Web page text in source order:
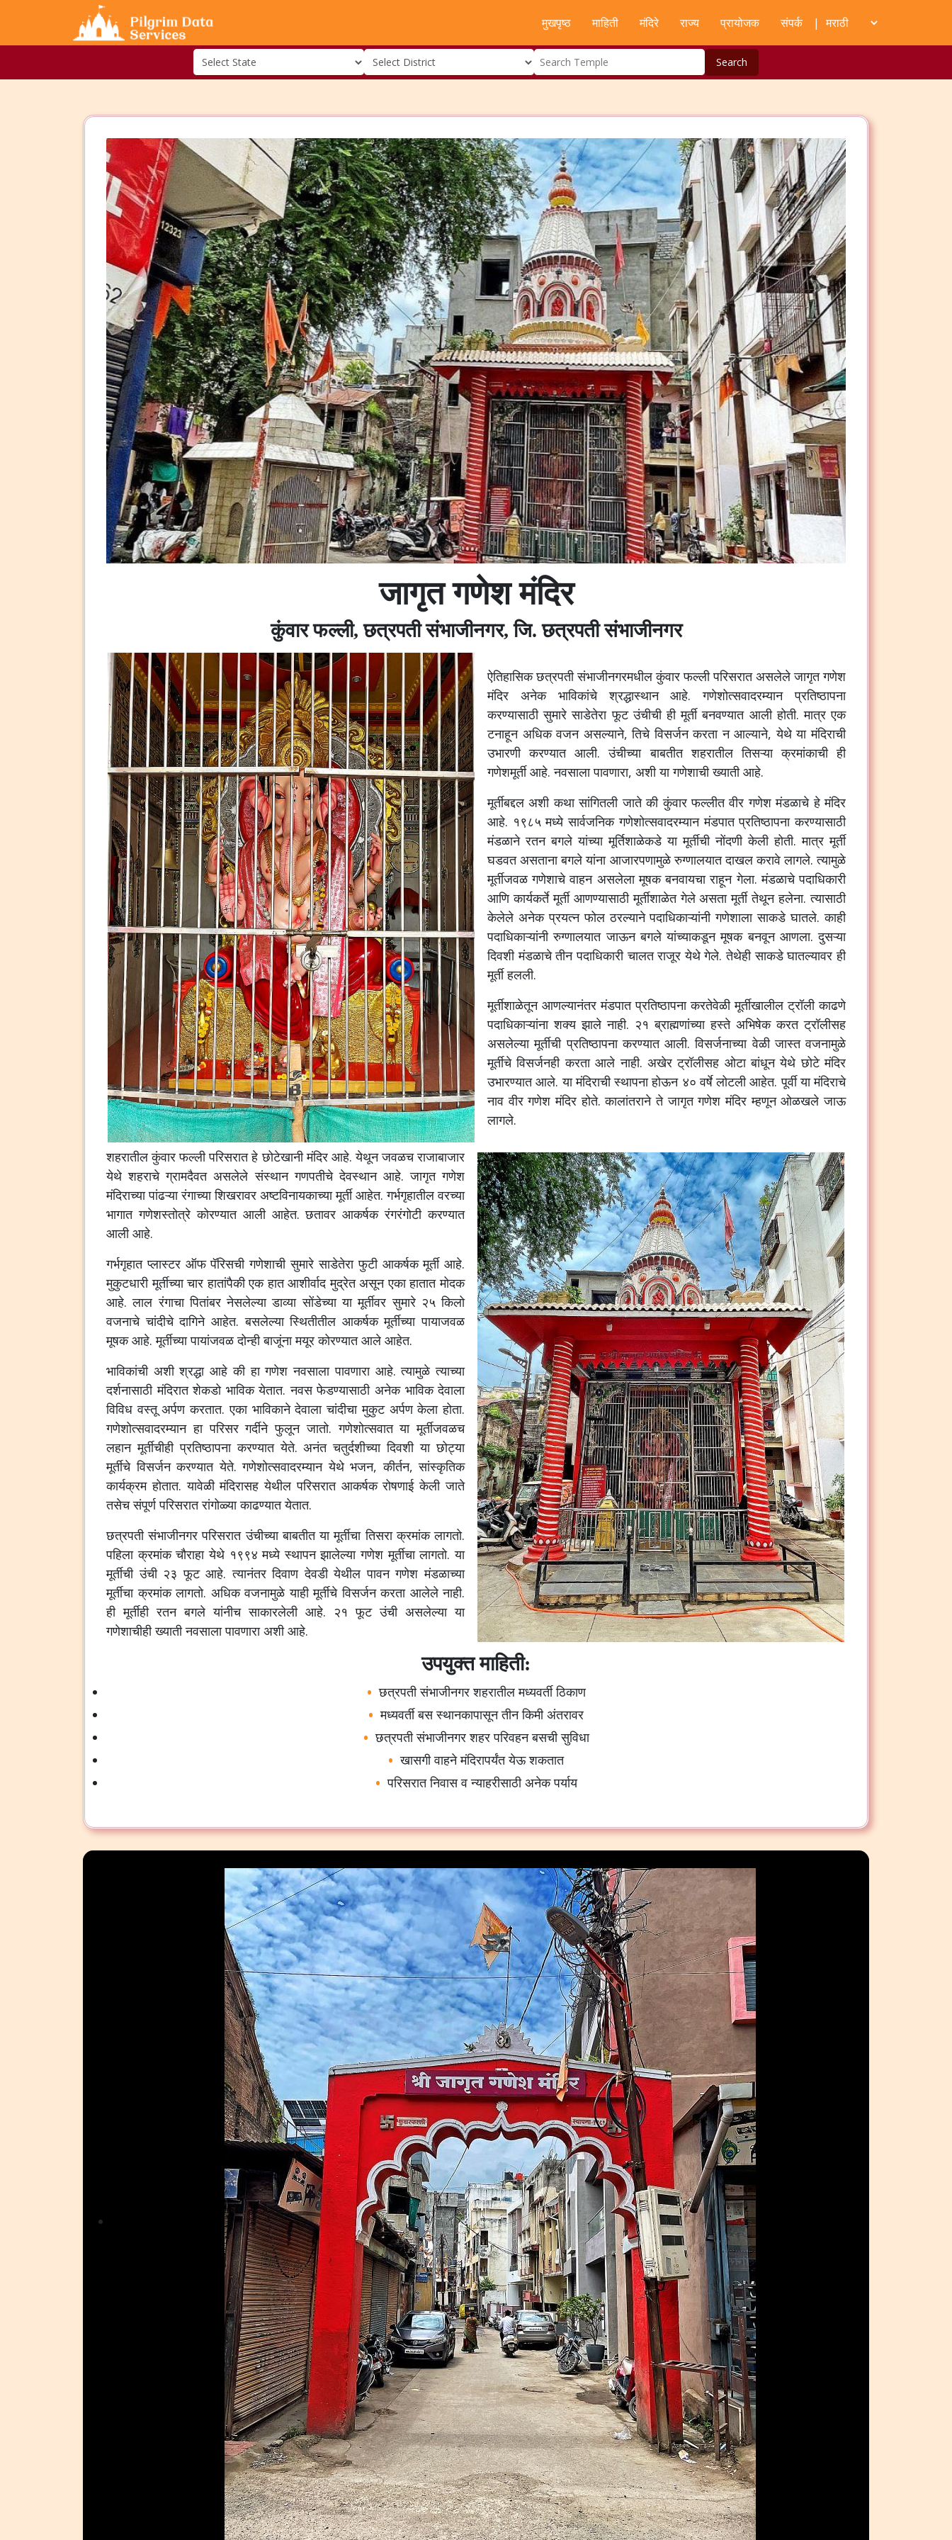
मुखपृष्ठ माहिती मंदिरे राज्य प्रायोजक संपर्क |
Search
जागृत गणेश मंदिर
कुंवार फल्ली, छत्रपती संभाजीनगर, जि. छत्रपती संभाजीनगर
ऐतिहासिक छत्रपती संभाजीनगरमधील कुंवार फल्ली परिसरात असलेले जागृत गणेश
मंदिर
अनेक भाविकांचे श्रद्धास्थान आहे.गणेशोत्सवादरम्यान
प्रतिष्ठापना
करण्यासाठी सुमारे साडेतेरा फूट उंचीची ही मूर्ती बनवण्यात आली होती.मात्र एक
टनाहून अधिक वजन असल्याने,तिचे विसर्जन करता न आल्याने,येथे या मंदिराची
उभारणी करण्यात आली.उंचीच्या बाबतीत शहरातील तिसऱ्या क्रमांकाची ही
गणेशमूर्ती आहे.नवसाला पावणारा, अशी या गणेशाची ख्याती आहे.
मूर्तीबद्दल अशी कथा सांगितली जाते की कुंवार फल्लीत वीर गणेश मंडळाचे हे मंदिर
आहे. १९८५ मध्ये सार्वजनिक गणेशोत्सवादरम्यान मंडपात प्रतिष्ठापना करण्यासाठी
मंडळाने रतन बगले यांच्या मूर्तिशाळेकडे या मूर्तीची नोंदणी केली होती.मात्र मूर्ती
घडवत असताना बगले यांना आजारपणामुळे रुग्णालयात दाखल करावे लागले.त्यामुळे
मूर्तीजवळ गणेशाचे वाहन असलेला मूषक बनवायचा राहून गेला.मंडळाचे पदाधिकारी
आणि कार्यकर्ते मूर्ती आणण्यासाठी मूर्तीशाळेत गेले असता मूर्ती तेथून हलेना.त्यासाठी
केलेले अनेक प्रयत्न फोल ठरल्याने पदाधिकाऱ्यांनी गणेशाला साकडे घातले.काही
पदाधिकाऱ्यांनी रुग्णालयात जाऊन बगले यांच्याकडून मूषक बनवून आणला.दुसऱ्या
दिवशी मंडळाचे तीन पदाधिकारी चालत राजूर येथे गेले.तेथेही साकडे घातल्यावर ही
मूर्ती हलली.
मूर्तीशाळेतून आणल्यानंतर मंडपात प्रतिष्ठापना करतेवेळी मूर्तीखालील ट्रॉली काढणे
पदाधिकाऱ्यांना शक्य झाले नाही. २१ ब्राह्मणांच्या हस्ते अभिषेक करत ट्रॉलीसह
असलेल्या मूर्तीची प्रतिष्ठापना करण्यात आली.विसर्जनाच्या वेळी जास्त वजनामुळे
मूर्तीचे विसर्जनही करता आले नाही. अखेर ट्रॉलीसह ओटा बांधून येथे छोटे मंदिर
उभारण्यात आले.या मंदिराची स्थापना होऊन ४० वर्षे लोटली आहेत.पूर्वी या मंदिराचे
नाव वीर गणेश मंदिर होते.कालांतराने ते जागृत गणेश मंदिर म्हणून ओळखले जाऊ
लागले.
शहरातील कुंवार फल्ली परिसरात हे छोटेखानी मंदिर आहे.येथून जवळच राजाबाजार
येथे शहराचे ग्रामदैवत असलेले संस्थान गणपतीचे देवस्थान आहे.जागृत गणेश
मंदिराच्या पांढऱ्या रंगाच्या शिखरावर अष्टविनायकाच्या मूर्ती आहेत.गर्भगृहातील वरच्या
भागात गणेशस्तोत्रे कोरण्यात आली आहेत.छतावर आकर्षक रंगरंगोटी करण्यात
आली आहे.
गर्भगृहात प्लास्टर ऑफ पॅरिसची गणेशाची सुमारे साडेतेरा फुटी आकर्षक मूर्ती आहे.
मुकुटधारी मूर्तीच्या चार हातांपैकी एक हात आशीर्वाद मुद्रेत असून एका हातात मोदक
आहे.लाल रंगाचा पितांबर नेसलेल्या डाव्या सोंडेच्या या मूर्तीवर सुमारे २५ किलो
वजनाचे चांदीचे दागिने आहेत.बसलेल्या स्थितीतील आकर्षक मूर्तीच्या पायाजवळ
मूषक आहे.मूर्तीच्या पायांजवळ दोन्ही बाजूंना मयूर कोरण्यात आले आहेत.
भाविकांची अशी श्रद्धा आहे की हा गणेश नवसाला पावणारा आहे.त्यामुळे त्याच्या
दर्शनासाठी मंदिरात शेकडो भाविक येतात.नवस फेडण्यासाठी अनेक भाविक देवाला
विविध वस्तू अर्पण करतात.एका भाविकाने देवाला चांदीचा मुकुट अर्पण केला होता.
गणेशोत्सवादरम्यान हा परिसर गर्दीने फुलून जातो.गणेशोत्सवात या मूर्तीजवळच
लहान मूर्तीचीही प्रतिष्ठापना करण्यात येते.अनंत चतुर्दशीच्या दिवशी या छोट्या
मूर्तीचे विसर्जन करण्यात येते.गणेशोत्सवादरम्यान येथे भजन,कीर्तन,सांस्कृतिक
कार्यक्रम होतात.यावेळी मंदिरासह येथील परिसरात आकर्षक रोषणाई केली जाते
तसेच संपूर्ण परिसरात रांगोळ्या काढण्यात येतात.
छत्रपती संभाजीनगर परिसरात उंचीच्या बाबतीत या मूर्तीचा तिसरा क्रमांक लागतो.
पहिला क्रमांक चौराहा येथे १९९४ मध्ये स्थापन झालेल्या गणेश मूर्तीचा लागतो.या
मूर्तीची उंची २३ फूट आहे.त्यानंतर दिवाण देवडी येथील पावन गणेश मंडळाच्या
मूर्तीचा क्रमांक लागतो. अधिक वजनामुळे याही मूर्तीचे विसर्जन करता आलेले नाही.
ही मूर्तीही रतन बगले यांनीच साकारलेली आहे. २१ फूट उंची असलेल्या या
गणेशाचीही ख्याती नवसाला पावणारा अशी आहे.
उपयुक्त माहिती:
छत्रपती संभाजीनगर शहरातील मध्यवर्ती ठिकाण
मध्यवर्ती बस स्थानकापासून तीन किमी अंतरावर
छत्रपती संभाजीनगर शहर परिवहन बसची सुविधा
खासगी वाहने मंदिरापर्यंत येऊ शकतात
परिसरात निवास व न्याहरीसाठी अनेक पर्याय